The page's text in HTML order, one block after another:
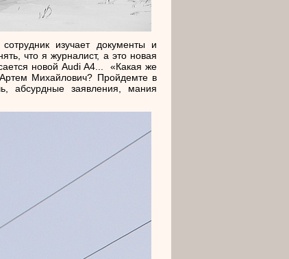
изучает документы и
что я журналист, а это новая
новой Audi A4... «Какая же
Михайлович? Пройдемте в
абсурдные заявления, мания